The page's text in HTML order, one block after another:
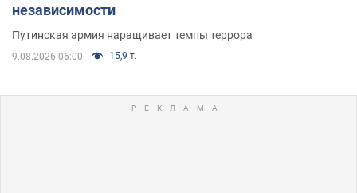
независимости
Путинская армия наращивает темпы террора
9.08.2026 06:00 15,9 т.